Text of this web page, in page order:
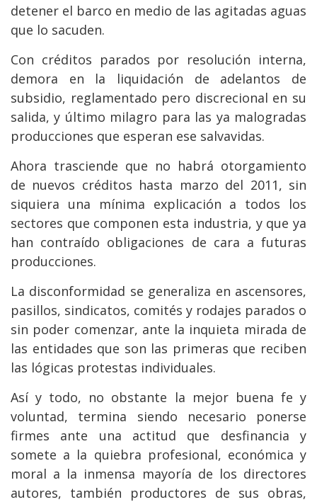
detener el barco en medio de las agitadas aguas
que lo sacuden.
Con créditos parados por resolución interna,
demora en la liquidación de adelantos de
subsidio, reglamentado pero discrecional en su
salida, y último milagro para las ya malogradas
producciones que esperan ese salvavidas.
Ahora trasciende que no habrá otorgamiento
de nuevos créditos hasta marzo del 2011, sin
siquiera una mínima explicación a todos los
sectores que componen esta industria, y que ya
han contraído obligaciones de cara a futuras
producciones.
La disconformidad se generaliza en ascensores,
pasillos, sindicatos, comités y rodajes parados o
sin poder comenzar, ante la inquieta mirada de
las entidades que son las primeras que reciben
las lógicas protestas individuales.
Así y todo, no obstante la mejor buena fe y
voluntad, termina siendo necesario ponerse
firmes ante una actitud que desfinancia y
somete a la quiebra profesional, económica y
moral a la inmensa mayoría de los directores
autores, también productores de sus obras,